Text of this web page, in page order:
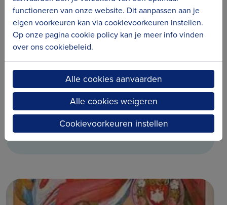
2022 - Erfgoeddag 'maakt school'
In het kader van Erfgoeddag 2022 over het
thema Maakt School maakte Erfgoedcel
Kusterfgoed een overkoepelende
programmabrochure van al de activiteiten in
Middelkerke, Oostende, Bredene, De Haan en
Blankenberge.
Download publicatie
functioneren van onze website. Dit aanpassen aan je
eigen voorkeuren kan via cookievoorkeuren instellen.
Op onze pagina cookie policy kan je meer info vinden
over ons cookiebeleid.
Alle cookies aanvaarden
Alle cookies weigeren
Cookievoorkeuren instellen